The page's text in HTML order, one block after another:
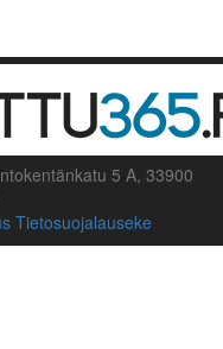
5 A, 33900
Tietosuojalauseke